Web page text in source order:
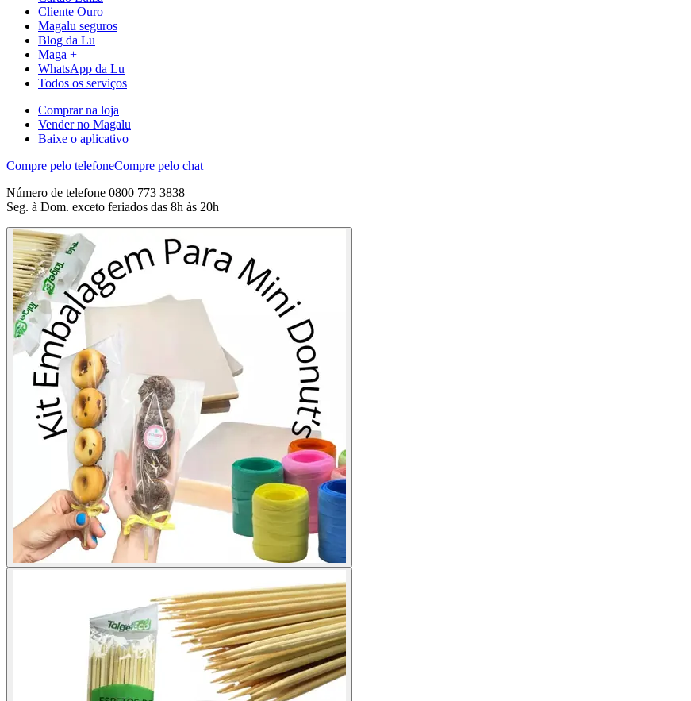
Cliente Ouro
Magalu seguros
Blog da Lu
Maga +
WhatsApp da Lu
Todos os serviços
Comprar na loja
Vender no Magalu
Baixe o aplicativo
Compre pelo telefoneCompre pelo chat
Número de telefone 0800 773 3838
Seg. à Dom. exceto feriados das 8h às 20h